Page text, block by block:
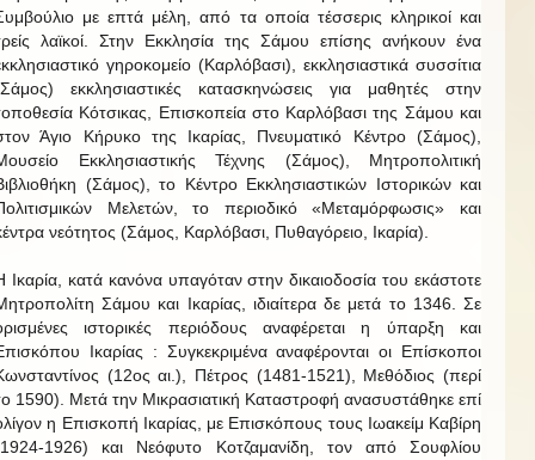
με επτά μέλη, από τα οποία τέσσερις κληρικοί και
λαϊκοί. Στην Εκκλησία της Σάμου επίσης ανήκουν ένα
γηροκομείο (Καρλόβασι), εκκλησιαστικά συσσίτια
εκκλησιαστικές κατασκηνώσεις για μαθητές στην
Κότσικας, Επισκοπεία στο Καρλόβασι της Σάμου και
Άγιο Κήρυκο της Ικαρίας, Πνευματικό Κέντρο (Σάμος),
Εκκλησιαστικής Τέχνης (Σάμος), Μητροπολιτική
(Σάμος), το Κέντρο Εκκλησιαστικών Ιστορικών και
Μελετών, το περιοδικό «Μεταμόρφωσις» και
νεότητος (Σάμος, Καρλόβασι, Πυθαγόρειο, Ικαρία).
Ικαρία, κατά κανόνα υπαγόταν στην δικαιοδοσία του εκάστοτε
Σάμου και Ικαρίας, ιδιαίτερα δε μετά το 1346. Σε
ιστορικές περιόδους αναφέρεται η ύπαρξη και
Ικαρίας : Συγκεκριμένα αναφέρονται οι Επίσκοποι
(12ος αι.), Πέτρος (1481-1521), Μεθόδιος (περί
1590). Μετά την Μικρασιατική Καταστροφή ανασυστάθηκε επί
η Επισκοπή Ικαρίας, με Επισκόπους τους Ιωακείμ Καβίρη
1926) και Νεόφυτο Κοτζαμανίδη, τον από Σουφλίου